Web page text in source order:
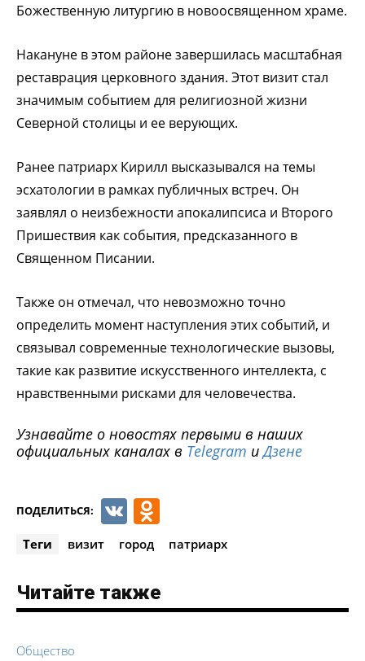
Божественную литургию в новоосвященном храме.
Накануне в этом районе завершилась масштабная
реставрация церковного здания. Этот визит стал
значимым событием для религиозной жизни
Северной столицы и ее верующих.
Ранее патриарх Кирилл высказывался на темы
эсхатологии в рамках публичных встреч. Он
заявлял о неизбежности апокалипсиса и Второго
Пришествия как события, предсказанного в
Священном Писании.
Также он отмечал, что невозможно точно
определить момент наступления этих событий, и
связывал современные технологические вызовы,
такие как развитие искусственного интеллекта, с
нравственными рисками для человечества.
Узнавайте о новостях первыми в наших
официальных каналах в Telegram иДзене
ПОДЕЛИТЬСЯ: VK
Теги визит город патриарх
Читайте также
Общество